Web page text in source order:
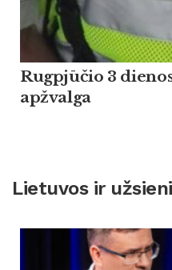
Rugpjūčio 3
apžvalga
Lietuvos ir